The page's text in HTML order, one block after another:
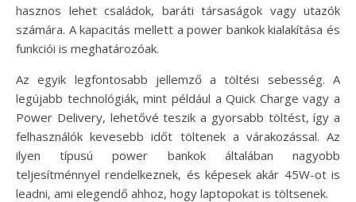
hasznos lehet családok, baráti társaságok vagy utazók
számára. A kapacitás mellett a power bankok kialakítása és
funkciói is meghatározóak.
Az egyik legfontosabb jellemző a töltési sebesség. A
legújabb technológiák, mint például a Quick Charge vagy a
Power Delivery, lehetővé teszik a gyorsabb töltést, így a
felhasználók kevesebb időt töltenek a várakozással. Az
ilyen típusú power bankok általában nagyobb
teljesítménnyel rendelkeznek, és képesek akár 45W-ot is
leadni, ami elegendő ahhoz, hogy laptopokat is töltsenek.